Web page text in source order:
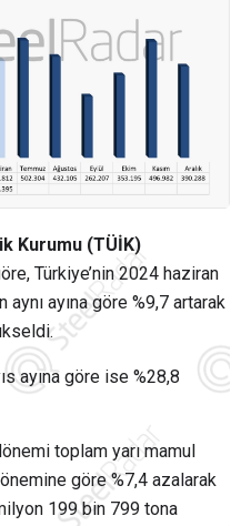
Kurumu (TÜİK)
Türkiye’nin 2024 haziran
aynı ayına göre %9,7 artarak
ayına göre ise %28,8
toplam yarı mamul
göre %7,4 azalarak
199 bin 799 tona